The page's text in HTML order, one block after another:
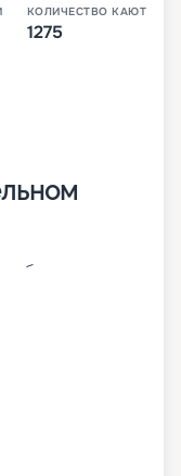
КОЛИЧЕСТВО КАЮТ
1275
своего
палубном (из
изюминка –
Другие